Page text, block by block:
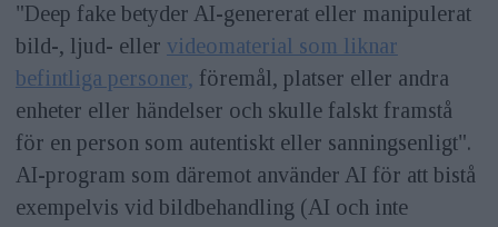
"Deep fake betyder AI-genererat eller manipulerat
bild-, ljud- eller videomaterial som liknar
befintliga personer, föremål, platser eller andra
enheter eller händelser och skulle falskt framstå
för en person som autentiskt eller sanningsenligt".
AI-program som däremot använder AI för att bistå
exempelvis vid bildbehandling (AI och inte